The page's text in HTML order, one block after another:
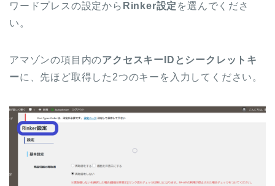
ワードプレスの設定から Rinker設定 を選んでくださ
い。
アマゾンの項目内のアクセスキーIDとシークレットキ
ーに、先ほど取得した2つのキーを入力してください。